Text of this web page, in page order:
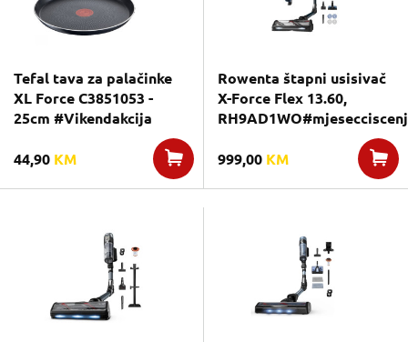
Tefal tava za palačinke
XL Force C3851053 -
25cm #Vikendakcija
44,90 KM
Rowenta štapni usisivač
X-Force Flex 13.60,
999,00 KM